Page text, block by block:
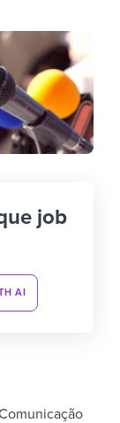
job
AI